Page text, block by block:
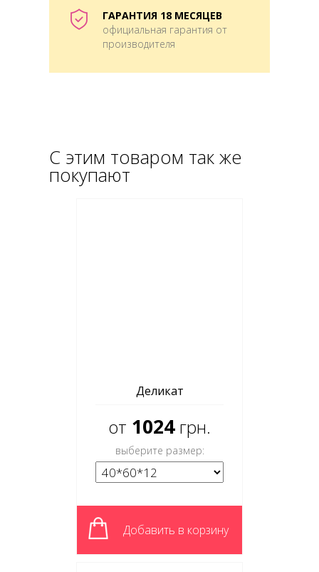
ГАРАНТИЯ 18 МЕСЯЦЕВ
официальная гарантия от
производителя
С этим товаром так же
покупают
Деликат
от 1024 грн.
выберите размер:
Добавить в корзину